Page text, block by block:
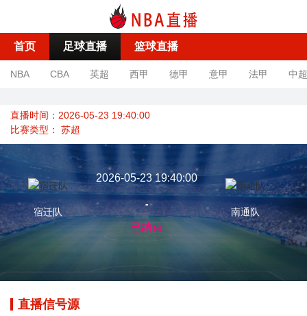
首页 足球直播 篮球直播
NBA CBA 英超 西甲 德甲 意甲 法甲 中超
直播时间：2026-05-23 19:40:00
比赛类型： 苏超
宿迁队
2026-05-23 19:40:00
-
已结束
南通队
直播信号源